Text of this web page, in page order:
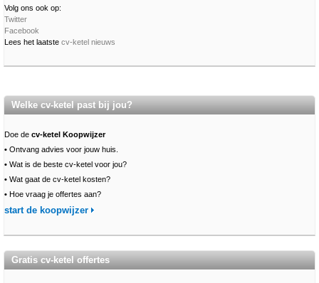
Volg ons ook op:
Twitter
Facebook
Lees het laatste cv-ketel nieuws
Welke cv-ketel past bij jou?
Doe de cv-ketel Koopwijzer
• Ontvang advies voor jouw huis.
• Wat is de beste cv-ketel voor jou?
• Wat gaat de cv-ketel kosten?
• Hoe vraag je offertes aan?
start de koopwijzer
Gratis cv-ketel offertes